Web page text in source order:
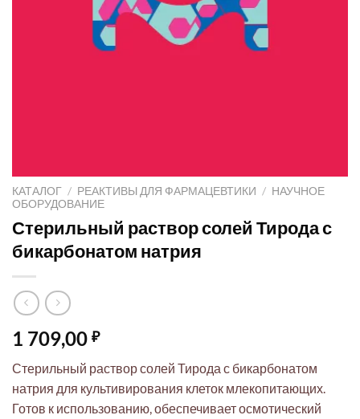
КАТАЛОГ / РЕАКТИВЫ ДЛЯ ФАРМАЦЕВТИКИ / НАУЧНОЕ
ОБОРУДОВАНИЕ
Стерильный раствор солей Тирода с
бикарбонатом натрия
1 709,00 ₽
Стерильный раствор солей Тирода с бикарбонатом
натрия для культивирования клеток млекопитающих.
Готов к использованию, обеспечивает осмотический